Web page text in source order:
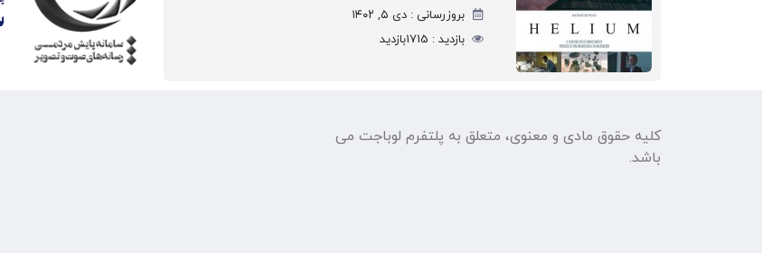
بروزرسانی : دی ۵, ۱۴۰۲
بازدید : 1715بازدید
کلیه حقوق مادی و معنوی، متعلق به پلتفرم لوباجت می
باشد.